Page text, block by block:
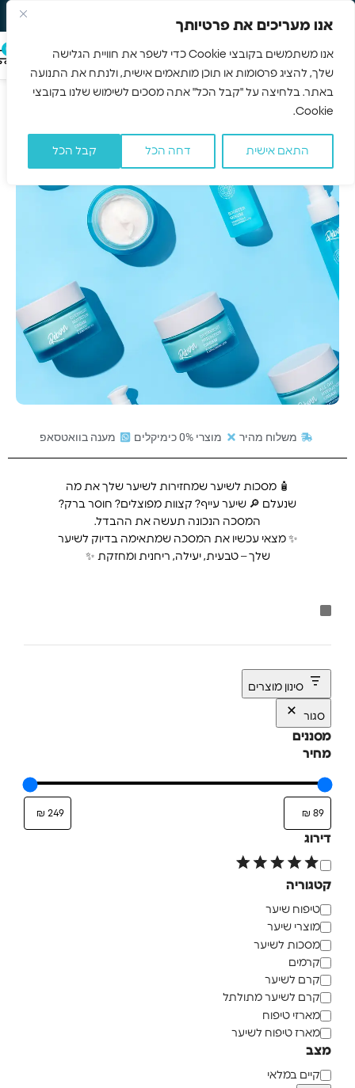
אנו מעריכים את פרטיותך
אנו משתמשים בקובצי Cookie כדי לשפר את חוויית הגלישה
שלך, להציג פרסומות או תוכן מותאמים אישית, ולנתח את התנועה
באתר. בלחיצה על "קבל הכל" אתה מסכים לשימוש שלנו בקובצי
Cookie.
התאם אישית דחה הכל קבל הכל
Skip to main content
0
טיפוח שיער מסכות לשיער
מסכות לשיער
משלוח מהיר מוצרי 0% כימיקלים מענה בוואטסאפ
🧴 מסכות לשיער שמחזירות לשיער שלך את מה
שנעלם 🔎 שיער עייף? קצוות מפוצלים? חוסר ברק?
המסכה הנכונה תעשה את ההבדל.
✨ מצאי עכשיו את המסכה שמתאימה בדיוק לשיער
שלך – טבעית, יעילה, ריחנית ומחזקת ✨
סינון מוצרים
סגור
מסננים
מחיר
דירוג
קטגוריה
טיפוח שיער
מוצרי שיער
מסכות לשיער
קרמים
קרם לשיער
קרם לשיער מתולתל
מארזי טיפוח
מארז טיפוח לשיער
מצב
קיים במלאי